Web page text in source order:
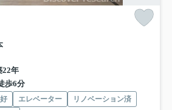
22年
歩6分
エレベーター
リノベーション済